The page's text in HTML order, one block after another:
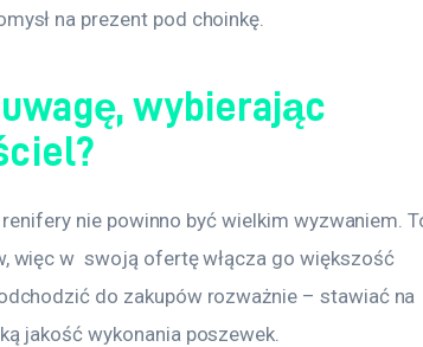
na prezent pod choinkę.
wybierając
nie powinno być wielkim wyzwaniem.
więc w  swoją ofertę włącza go większość
do zakupów rozważnie – stawiać na
jakość wykonania poszewek.